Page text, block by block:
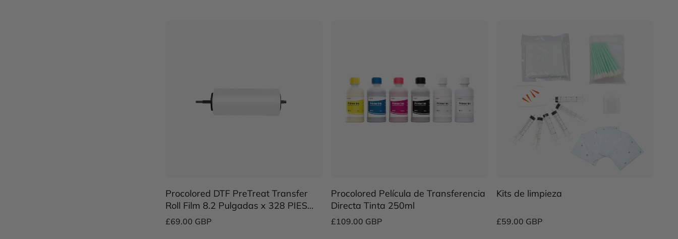
Procolored DTF PreTreat Transfer
Roll Film 8.2 Pulgadas x 328 PIES
——compatible con impresora DTF
£69.00 GBP
Procolored Película de Transferencia
Directa Tinta 250ml
£109.00 GBP
Kits de limpieza
£59.00 GBP